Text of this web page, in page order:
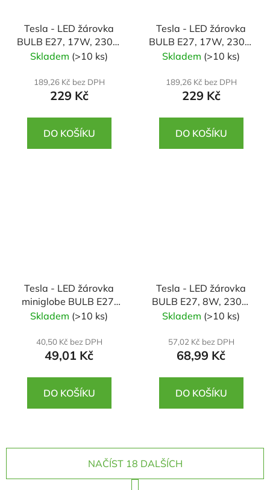
Tesla - LED žárovka
BULB E27, 17W, 230V,
2100lm, 25 000h,
Skladem (>10 ks)
189,26 Kč bez DPH
229 Kč
DO KOŠÍKU
Tesla - LED žárovka
BULB E27, 17W, 230V,
2100lm, 25 000h,
Skladem (>10 ks)
189,26 Kč bez DPH
229 Kč
DO KOŠÍKU
Tesla - LED žárovka
miniglobe BULB E27,
4,5W, 230V, 470lm, 25
bílá, 180st
Skladem (>10 ks)
40,50 Kč bez DPH
49,01 Kč
DO KOŠÍKU
Tesla - LED žárovka
BULB E27, 8W, 230V,
806lm, 25 000h,
220st
Skladem (>10 ks)
57,02 Kč bez DPH
68,99 Kč
DO KOŠÍKU
NAČÍST 18 DALŠÍCH
S